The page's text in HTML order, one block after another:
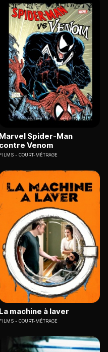
Marvel Spider-Man
contre Venom
FILMS COURT-MÉTRAGE
La machine à laver
FILMS COURT-MÉTRAGE